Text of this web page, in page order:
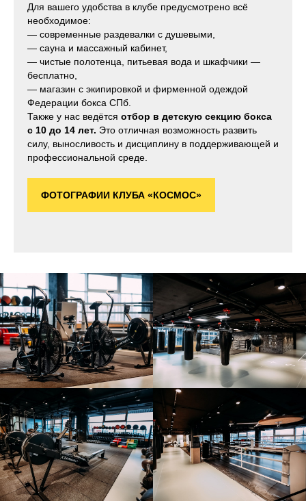
Для вашего удобства в клубе предусмотрено всё
необходимое:
— современные раздевалки с душевыми,
— сауна и массажный кабинет,
— чистые полотенца, питьевая вода и шкафчики —
бесплатно,
— магазин с экипировкой и фирменной одеждой
Федерации бокса СПб.
Также у нас ведётся отбор в детскую секцию бокса
с 10 до 14 лет. Это отличная возможность развить
силу, выносливость и дисциплину в поддерживающей и
профессиональной среде.
ФОТОГРАФИИ КЛУБА «КОСМОС»